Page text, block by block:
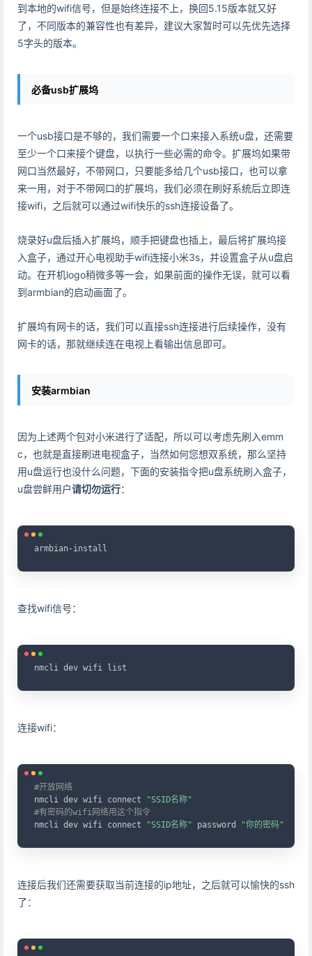
到本地的wifi信号，但是始终连接不上，换回5.15版本就又好
了，不同版本的兼容性也有差异，建议大家暂时可以先优先选择
5字头的版本。
必备usb扩展坞
一个usb接口是不够的，我们需要一个口来接入系统u盘，还需要
至少一个口来接个键盘，以执行一些必需的命令。扩展坞如果带
网口当然最好，不带网口，只要能多给几个usb接口，也可以拿
来一用，对于不带网口的扩展坞，我们必须在刷好系统后立即连
接wifi，之后就可以通过wifi快乐的ssh连接设备了。
烧录好u盘后插入扩展坞，顺手把键盘也插上，最后将扩展坞接
入盒子，通过开心电视助手wifi连接小米3s，并设置盒子从u盘启
动。在开机logo稍微多等一会，如果前面的操作无误，就可以看
到armbian的启动画面了。
扩展坞有网卡的话，我们可以直接ssh连接进行后续操作，没有
网卡的话，那就继续连在电视上看输出信息即可。
安装armbian
因为上述两个包对小米进行了适配，所以可以考虑先刷入emm
c，也就是直接刷进电视盒子，当然如何您想双系统，那么坚持
用u盘运行也没什么问题，下面的安装指令把u盘系统刷入盒子，
u盘尝鲜用户请切勿运行：
armbian-install
查找wifi信号：
nmcli dev wifi list
连接wifi：
#开放网络
nmcli dev wifi connect
"SSID名称"
#有密码的wifi网络用这个指令
nmcli dev wifi connect
"SSID名称" password "你的密码"
连接后我们还需要获取当前连接的ip地址，之后就可以愉快的ssh
了：